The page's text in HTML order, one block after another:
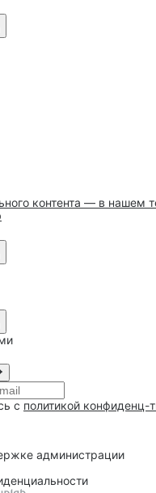
контента — в нашем
с политикой конфиденц-
администрации